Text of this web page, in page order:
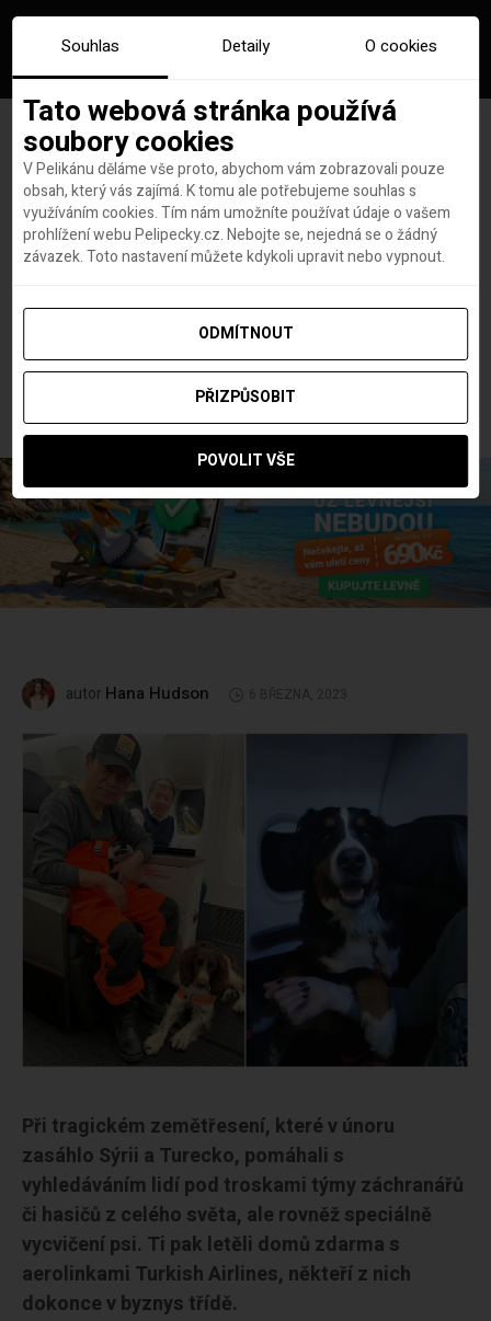
Hlavní stránka
Novinky
Psi, kteří pomáhali při zemětřesení v Turecku, letěli domů s Turkish
Airlines v kabině pro cestující
zemětřesení v Turecku, letěli
domů s Turkish Airlines v
kabině pro cestující
autor Hana Hudson 6 BŘEZNA, 2023
Při tragickém zemětřesení, které v únoru
zasáhlo Sýrii a Turecko, pomáhali s
vyhledáváním lidí pod troskami týmy záchranářů
či hasičů z celého světa, ale rovněž speciálně
vycvičení psi. Ti pak letěli domů zdarma s
aerolinkami Turkish Airlines, někteří z nich
dokonce v byznys třídě.
Souhlas Detaily O cookies
Tato webová stránka používá
soubory cookies
V Pelikánu děláme vše proto, abychom vám zobrazovali pouze
obsah, který vás zajímá. K tomu ale potřebujeme souhlas s
využíváním cookies. Tím nám umožníte používat údaje o vašem
prohlížení webu Pelipecky.cz. Nebojte se, nejedná se o žádný
závazek. Toto nastavení můžete kdykoli upravit nebo vypnout.
ODMÍTNOUT
PŘIZPŮSOBIT
POVOLIT VŠE